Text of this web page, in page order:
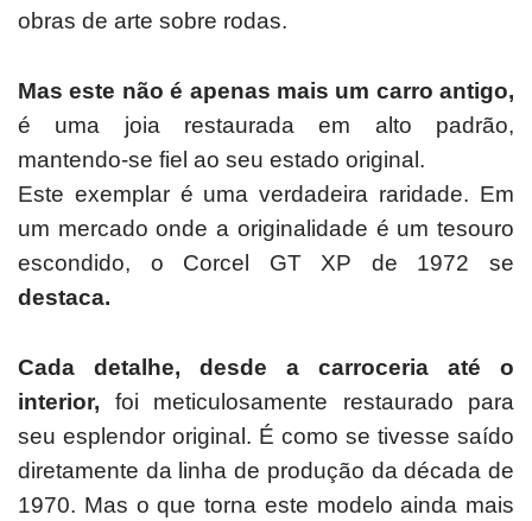
obras de arte sobre rodas.
Mas este não é apenas mais um carro antigo,
é uma joia restaurada em alto padrão,
mantendo-se fiel ao seu estado original.
Este exemplar é uma verdadeira raridade. Em
um mercado onde a originalidade é um tesouro
escondido, o Corcel GT XP de 1972 se
destaca.
Cada detalhe, desde a carroceria até o
interior, foi meticulosamente restaurado para
seu esplendor original. É como se tivesse saído
diretamente da linha de produção da década de
1970. Mas o que torna este modelo ainda mais